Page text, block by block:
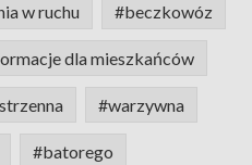
w ruchu #beczkowóz
dla mieszkańców
#warzywna
#batorego